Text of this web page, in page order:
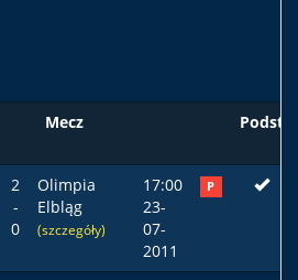
Mecz Podst
2
-
0
Olimpia
Elbląg
(szczegóły)
17:00
23-
07-
2011
P